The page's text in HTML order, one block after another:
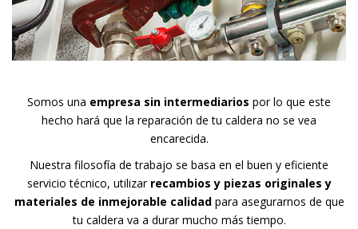
Somos una empresa sin intermediarios por lo que este
hecho hará que la reparación de tu caldera no se vea
encarecida.
Nuestra filosofía de trabajo se basa en el buen y eficiente
servicio técnico, utilizar recambios y piezas originales y
materiales de inmejorable calidadpara asegurarnos de que
tu caldera va a durar mucho más tiempo.